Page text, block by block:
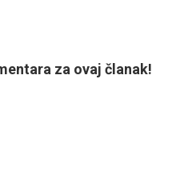
za ovaj članak!